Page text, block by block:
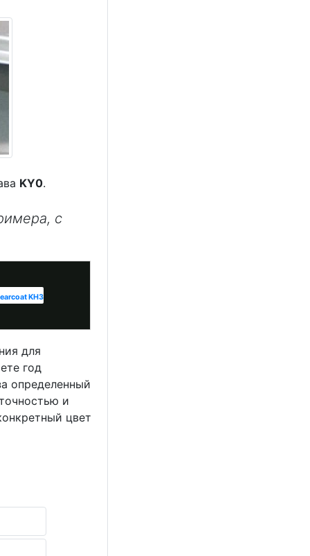
KY0.
с
KH3
для
год
определенный
и
цвет